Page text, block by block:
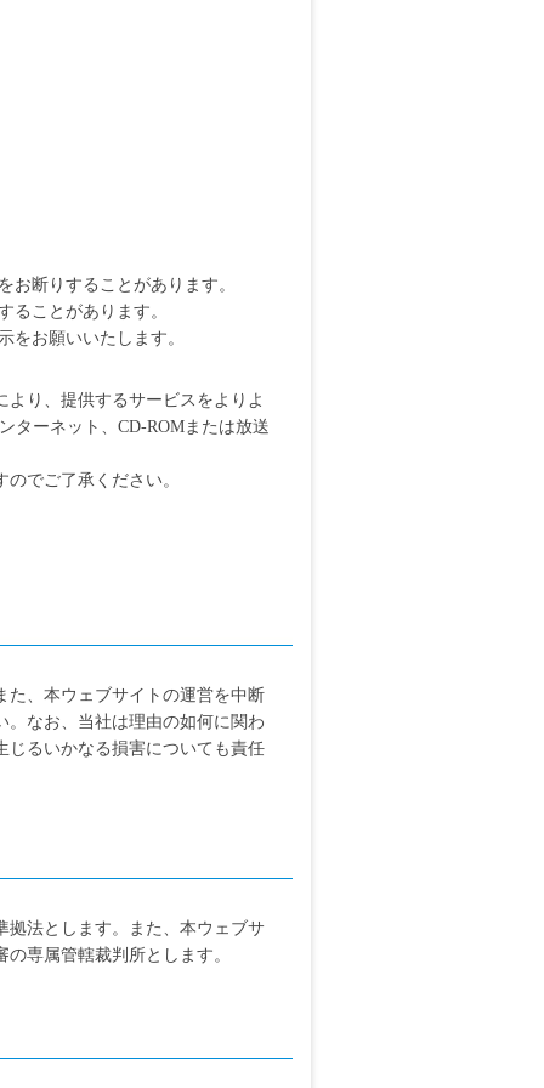
お断りすることがあります。
ることがあります。
をお願いいたします。
り、提供するサービスをよりよ
ターネット、CD-ROMまたは放送
でご了承ください。
た、本ウェブサイトの運営を中断
。なお、当社は理由の如何に関わ
じるいかなる損害についても責任
拠法とします。また、本ウェブサ
専属管轄裁判所とします。